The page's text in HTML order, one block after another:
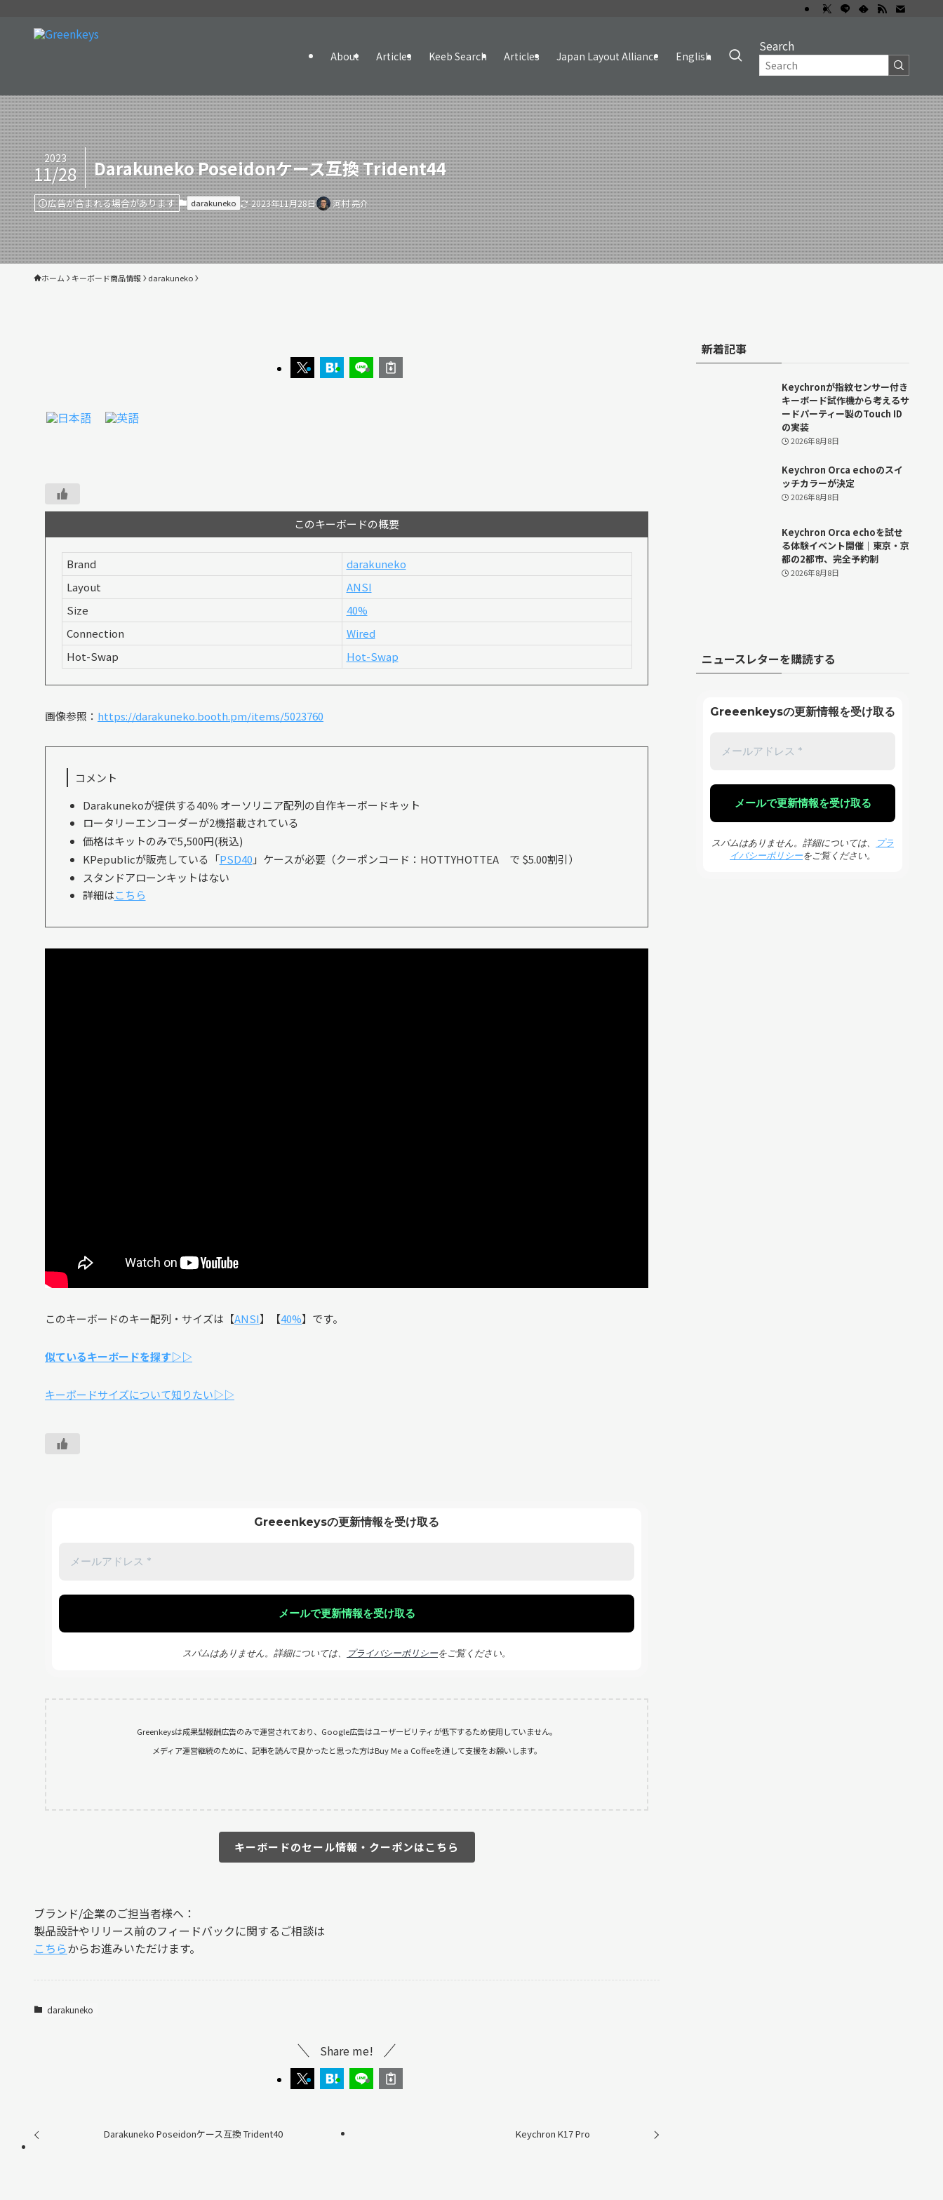
About Articles Keeb Search Articles Japan Layout Alliance English
Search
Darakuneko Poseidonケース互換 Trident44
2023
11/28
広告が含まれる場合があります darakuneko 2023年11月28日 河村 亮介
ホーム キーボード商品情報 darakuneko
このキーボードの概要
Brand
darakuneko
Layout
ANSI
Size
40%
Connection
Wired
Hot-Swap
Hot-Swap
画像参照： https://darakuneko.booth.pm/items/5023760
コメント
Darakunekoが提供する40％ オーソリニア配列の自作キーボードキット
ロータリーエンコーダーが2機搭載されている
価格はキットのみで5,500円(税込)
KPepublicが販売している「PSD40 」ケースが必要（クーポンコード：HOTTYHOTTEA で $5.00割引）
スタンドアローンキットはない
詳細はこちら
このキーボードのキー配列・サイズは【ANSI】【40%】です。
似ているキーボードを探す▷▷
キーボードサイズについて知りたい▷▷
Greeenkeysの更新情報を受け取る
スパムはありません。詳細については、 プライバシーポリシーをご覧ください。
Greenkeysは成果型報酬広告のみで運営されており、Google広告はユーザービリティが低下するため使用していません。
メディア運営継続のために、記事を読んで良かったと思った方はBuy Me a Coffeeを通して支援をお願いします。
キーボードのセール情報・クーポンはこちら
ブランド/企業のご担当者様へ：
製品設計やリリース前のフィードバックに関するご相談は
こちらからお進みいただけます。
darakuneko
Share me!
Darakuneko Poseidonケース互換 Trident40 Keychron K17 Pro
新着記事
Keychronが指紋センサー付き
キーボード試作機から考えるサ
ードパーティー製のTouch ID
の実装
2026年8月8日
Keychron Orca echoのスイ
ッチカラーが決定
2026年8月8日
Keychron Orca echoを試せ
る体験イベント開催｜東京・京
都の2都市、完全予約制
2026年8月8日
ニュースレターを購読する
Greeenkeysの更新情報を受け取る
スパムはありません。詳細については、
プラ
イバシーポリシーをご覧ください。